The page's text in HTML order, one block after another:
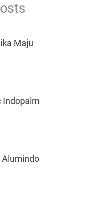
Maju
Indopalm
Alumindo